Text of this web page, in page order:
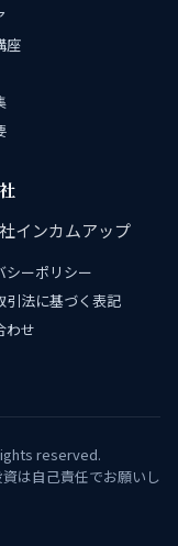
座
インカムアップ
シーポリシー
引法に基づく表記
わせ
reserved.
は自己責任でお願いし